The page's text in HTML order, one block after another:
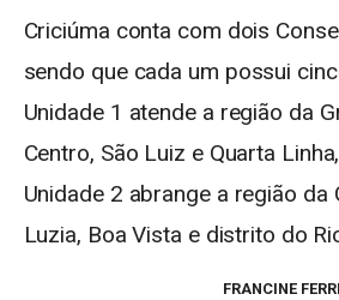
Criciúma conta com dois
sendo que cada um possui
Unidade 1 atende a região da
Centro, São Luiz e Quarta
Unidade 2 abrange a região da
Luzia, Boa Vista e distrito do
FRANCINE